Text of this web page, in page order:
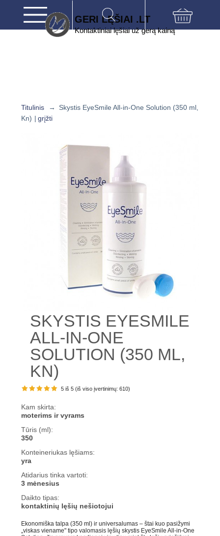
GERI LĘŠIAI .LT
Kontaktiniai lęšiai už gerą kainą
Titulinis →
Skystis EyeSmile All-in-One Solution (350 ml,
Kn) | grįžti
SKYSTIS EYESMILE
ALL-IN-ONE
SOLUTION (350 ML,
KN)
5 iš 5 (iš viso įvertinimų: 610)
Kam skirta:
moterims ir vyrams
Tūris (ml):
350
Konteineriukas lęšiams:
yra
Atidarius tinka vartoti:
3 mėnesius
Daikto tipas:
kontaktinių lęšių nešiotojui
Ekonomiška talpa (350 ml) ir universalumas – štai kuo pasižymi
„viskas viename" tipo valomasis lęšių skystis EyeSmile All-in-One